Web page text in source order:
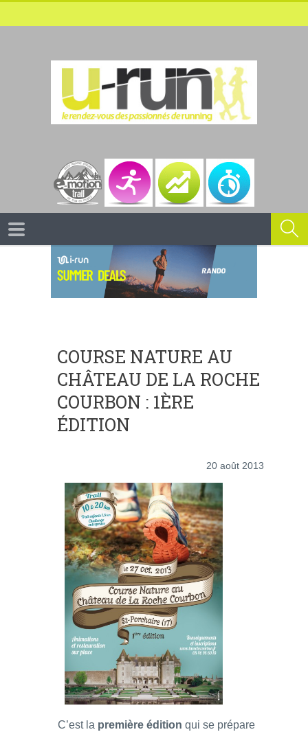
COURSE NATURE AU
CHÂTEAU DE LA ROCHE
COURBON : 1ÈRE
ÉDITION
20 août 2013
C’est la première édition qui se prépare